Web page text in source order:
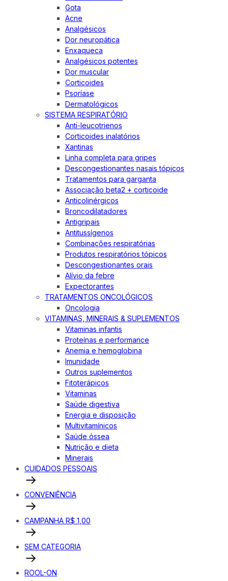
Gota
Acne
Analgésicos
Dor neuropática
Enxaqueca
Analgésicos potentes
Dor muscular
Corticoides
Psoríase
Dermatológicos
SISTEMA RESPIRATÓRIO
Anti-leucotrienos
Corticoides inalatórios
Xantinas
Linha completa para gripes
Descongestionantes nasais tópicos
Tratamentos para garganta
Associação beta2 + corticoide
Anticolinérgicos
Broncodilatadores
Antigripais
Antitussígenos
Combinações respiratórias
Produtos respiratórios tópicos
Descongestionantes orais
Alívio da febre
Expectorantes
TRATAMENTOS ONCOLÓGICOS
Oncologia
VITAMINAS, MINERAIS & SUPLEMENTOS
Vitaminas infantis
Proteínas e performance
Anemia e hemoglobina
Imunidade
Outros suplementos
Fitoterápicos
Vitaminas
Saúde digestiva
Energia e disposição
Multivitamínicos
Saúde óssea
Nutrição e dieta
Minerais
CUIDADOS PESSOAIS
CONVENIÊNCIA
CAMPANHA R$ 1,00
SEM CATEGORIA
ROOL-ON